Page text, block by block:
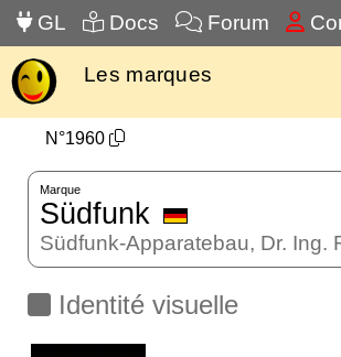
GL Docs Forum
Les marques
N°1960
Marque
Südfunk
Südfunk-Apparatebau, Dr. Ing.
Identité visuelle